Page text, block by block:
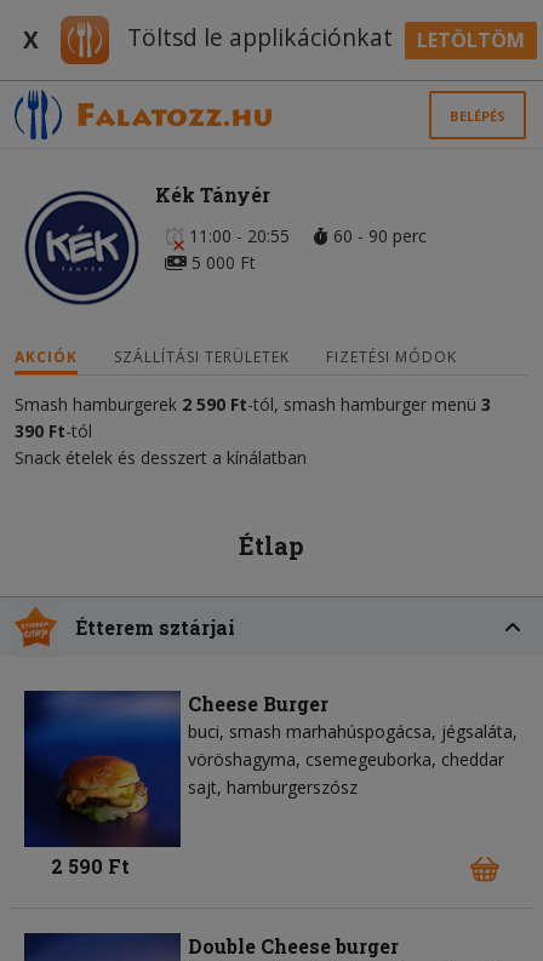
X Töltsd le applikációnkat LETÖLTÖM
BELÉPÉS
Kék Tányér
11:00 - 20:55
60 - 90 perc
5 000 Ft
AKCIÓK SZÁLLÍTÁSI TERÜLETEK FIZETÉSI MÓDOK
Smash hamburgerek 2 590 Ft-tól, smash hamburger menü 3
390 Ft-tól
Snack ételek és desszert a kínálatban
Étlap
Étterem sztárjai
Cheese Burger
buci smash marhahúspogácsa jégsaláta
vöröshagyma csemegeuborka cheddar
sajt hamburgerszósz
2 590 Ft
Double Cheese burger